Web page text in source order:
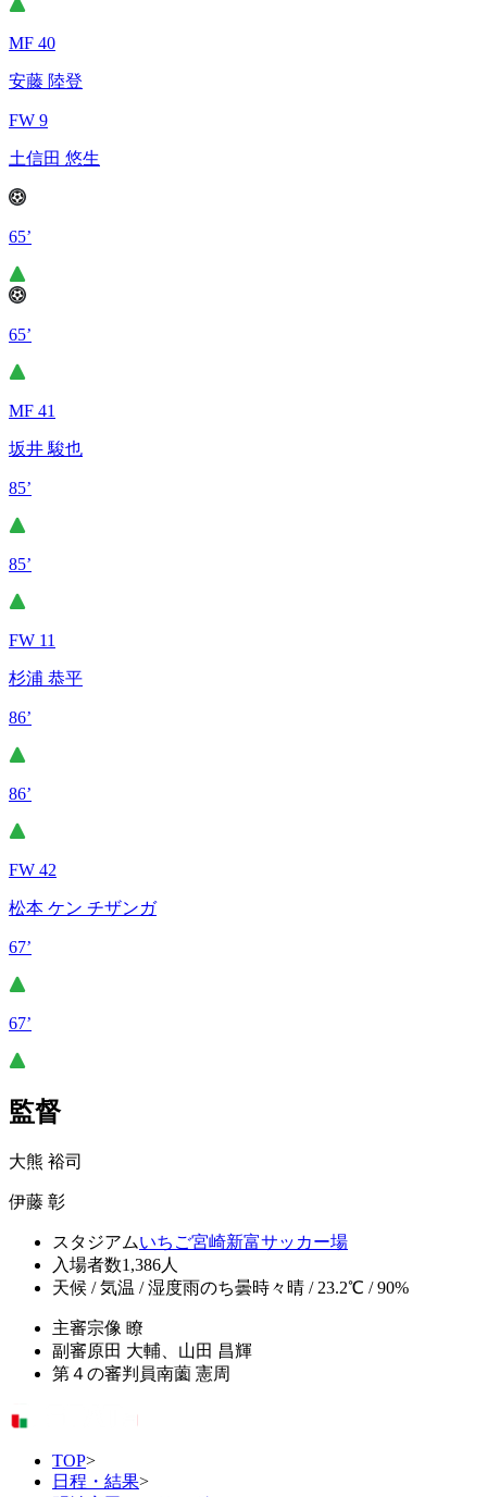
MF 40
安藤 陸登
FW 9
土信田 悠生
65’
65’
MF 41
坂井 駿也
85’
85’
FW 11
杉浦 恭平
86’
86’
FW 42
松本 ケン チザンガ
67’
67’
監督
大熊 裕司
伊藤 彰
スタジアムいちご宮崎新富サッカー場
入場者数1,386人
天候 / 気温 / 湿度雨のち曇時々晴 / 23.2℃ / 90%
主審宗像 瞭
副審原田 大輔、山田 昌輝
第４の審判員南薗 憲周
TOP>
日程・結果>